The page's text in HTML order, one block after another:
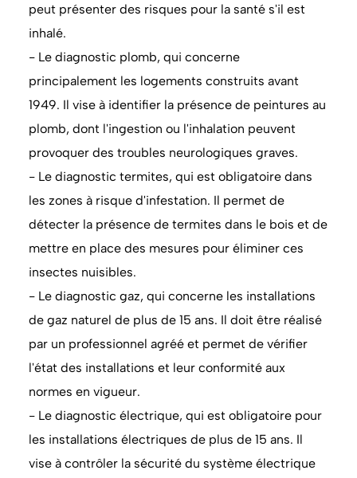
peut présenter des risques pour la santé s'il est
inhalé.
- Le diagnostic plomb, qui concerne
principalement les logements construits avant
1949. Il vise à identifier la présence de peintures au
plomb, dont l'ingestion ou l'inhalation peuvent
provoquer des troubles neurologiques graves.
- Le diagnostic termites, qui est obligatoire dans
les zones à risque d'infestation. Il permet de
détecter la présence de termites dans le bois et de
mettre en place des mesures pour éliminer ces
insectes nuisibles.
- Le diagnostic gaz, qui concerne les installations
de gaz naturel de plus de 15 ans. Il doit être réalisé
par un professionnel agréé et permet de vérifier
l'état des installations et leur conformité aux
normes en vigueur.
- Le diagnostic électrique, qui est obligatoire pour
les installations électriques de plus de 15 ans. Il
vise à contrôler la sécurité du système électrique